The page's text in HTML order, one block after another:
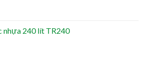
nhựa 240 lít TR240